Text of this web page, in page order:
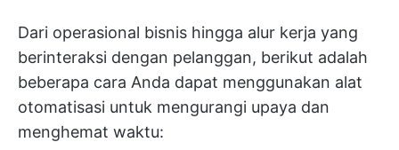
Dari operasional bisnis hingga alur kerja yang
berinteraksi dengan pelanggan, berikut adalah
beberapa cara Anda dapat menggunakan alat
otomatisasi untuk mengurangi upaya dan
menghemat waktu: